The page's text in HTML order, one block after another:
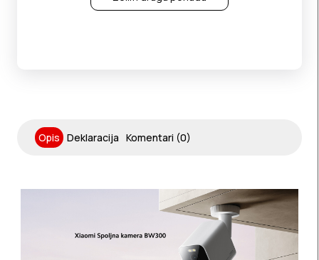
Opis Deklaracija Komentari (0)